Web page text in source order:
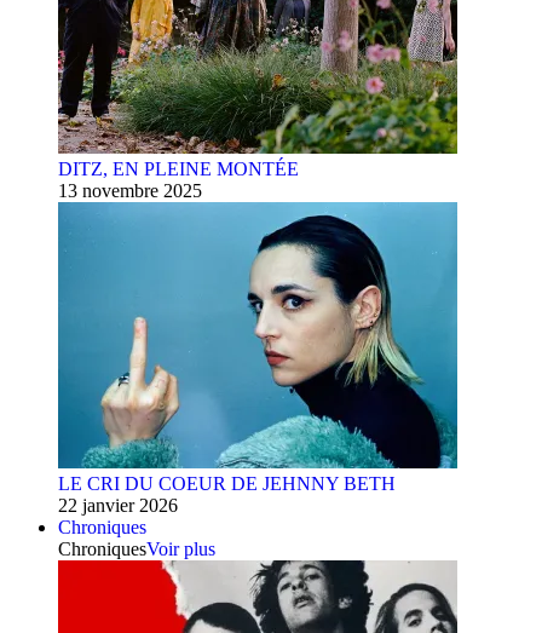
DITZ, EN PLEINE MONTÉE
13 novembre 2025
LE CRI DU COEUR DE JEHNNY BETH
22 janvier 2026
Chroniques
ChroniquesVoir plus